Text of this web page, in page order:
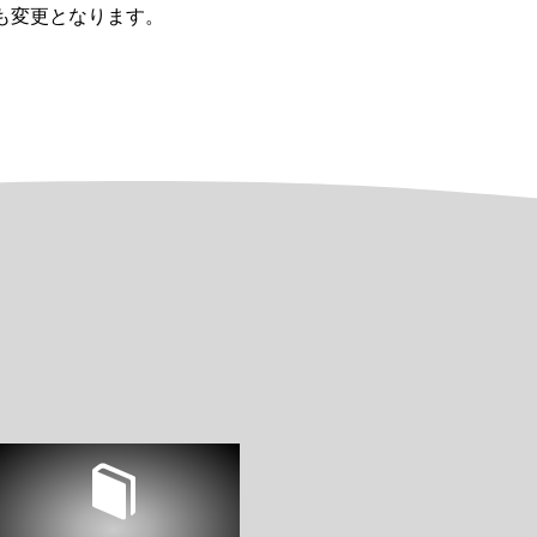
更となります。